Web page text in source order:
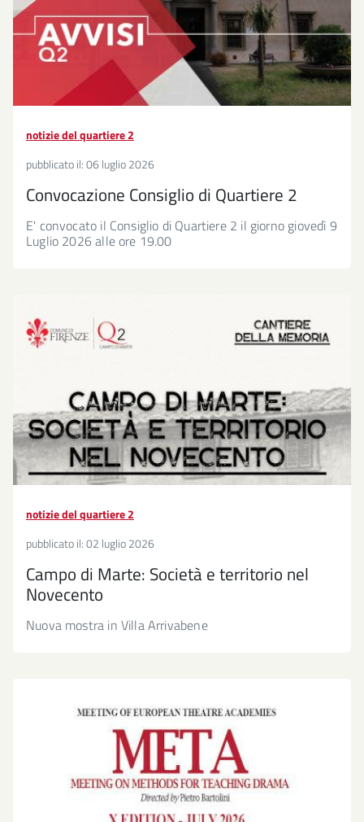
notizie del quartiere 2
pubblicato il:06 luglio 2026
Convocazione Consiglio di Quartiere 2
E' convocato il Consiglio di Quartiere 2 il giorno giovedì 9
Luglio 2026 alle ore 19.00
notizie del quartiere 2
pubblicato il:02 luglio 2026
Campo di Marte: Società e territorio nel
Novecento
Nuova mostra in Villa Arrivabene